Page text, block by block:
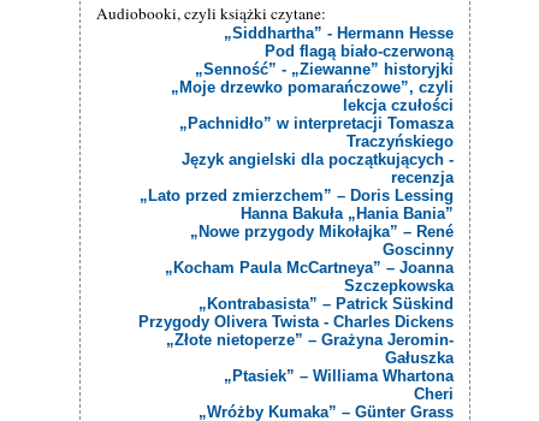
Audiobooki, czyli książki czytane:
„Siddhartha” - Hermann Hesse
Pod flagą biało-czerwoną
„Senność” - „Ziewanne” historyjki
„Moje drzewko pomarańczowe”, czyli
lekcja czułości
„Pachnidło” w interpretacji Tomasza
Traczyńskiego
Język angielski dla początkujących -
recenzja
„Lato przed zmierzchem” – Doris Lessing
Hanna Bakuła „Hania Bania”
„Nowe przygody Mikołajka” – René
Goscinny
„Kocham Paula McCartneya” – Joanna
Szczepkowska
„Kontrabasista” – Patrick Süskind
Przygody Olivera Twista - Charles Dickens
„Złote nietoperze” – Grażyna Jeromin-
Gałuszka
„Ptasiek” – Williama Whartona
Cheri
„Wróżby Kumaka” – Günter Grass